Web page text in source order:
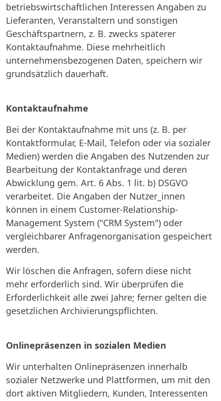
betriebswirtschaftlichen Interessen Angaben zu
Lieferanten, Veranstaltern und sonstigen
Geschäftspartnern, z. B. zwecks späterer
Kontaktaufnahme. Diese mehrheitlich
unternehmensbezogenen Daten, speichern wir
grundsätzlich dauerhaft.
Kontaktaufnahme
Bei der Kontaktaufnahme mit uns (z. B. per
Kontaktformular, E-Mail, Telefon oder via sozialer
Medien) werden die Angaben des Nutzenden zur
Bearbeitung der Kontaktanfrage und deren
Abwicklung gem. Art. 6 Abs. 1 lit. b) DSGVO
verarbeitet. Die Angaben der Nutzer_innen
können in einem Customer-Relationship-
Management System ("CRM System") oder
vergleichbarer Anfragenorganisation gespeichert
werden.
Wir löschen die Anfragen, sofern diese nicht
mehr erforderlich sind. Wir überprüfen die
Erforderlichkeit alle zwei Jahre; ferner gelten die
gesetzlichen Archivierungspflichten.
Onlinepräsenzen in sozialen Medien
Wir unterhalten Onlinepräsenzen innerhalb
sozialer Netzwerke und Plattformen, um mit den
dort aktiven Mitgliedern, Kunden, Interessenten